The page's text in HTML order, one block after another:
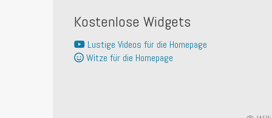
Kostenlose Widgets
Lustige Videos für die Homepage
Witze für die Homepage